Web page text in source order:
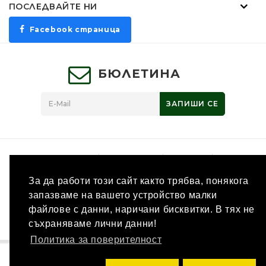
За да работи този сайт както трябва, понякога
запазваме на вашето устройство малки
файлове с данни, наричани бисквитки. В тях не
съхраняваме лични данни!
Политика за поверителност
ПОСЛЕДВАЙТЕ НИ
Facebook страница
БЮЛЕТИНА
ЗАПИШИ СЕ
Промоции Партньори
Ваучери
сайта
Свържете се с нас
Изработка на онлайн магазинOpenCart България
Магазин за лов и ловни аксесоари - MoskovHunt © 2026